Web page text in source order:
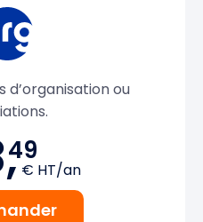
d’organisation ou
49
€ HT/an